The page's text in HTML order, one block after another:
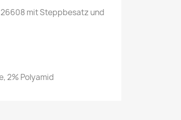
mit Steppbesatz und
2% Polyamid